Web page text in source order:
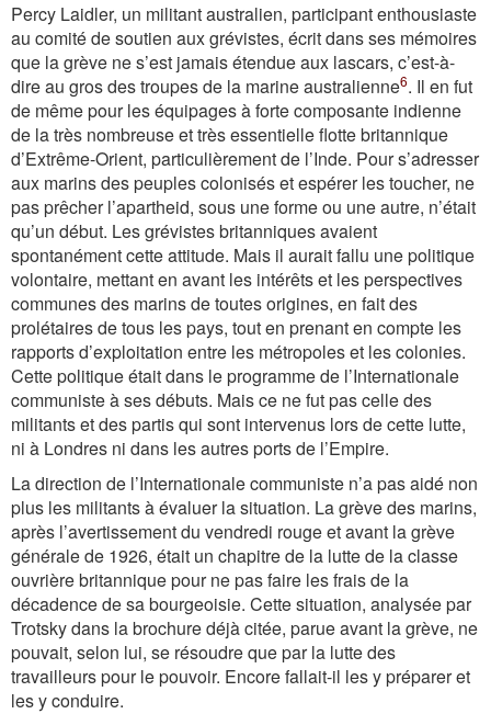
Percy Laidler, un militant australien, participant enthousiaste
au comité de soutien aux grévistes, écrit dans ses mémoires
que la grève ne s’est jamais étendue aux lascars, c’est-à-
dire au gros des troupes de la marine australienne6. Il en fut
de même pour les équipages à forte composante indienne
de la très nombreuse et très essentielle flotte britannique
d’Extrême-Orient, particulièrement de l’Inde. Pour s’adresser
aux marins des peuples colonisés et espérer les toucher, ne
pas prêcher l’apartheid, sous une forme ou une autre, n’était
qu’un début. Les grévistes britanniques avaient
spontanément cette attitude. Mais il aurait fallu une politique
volontaire, mettant en avant les intérêts et les perspectives
communes des marins de toutes origines, en fait des
prolétaires de tous les pays, tout en prenant en compte les
rapports d’exploitation entre les métropoles et les colonies.
Cette politique était dans le programme de l’Internationale
communiste à ses débuts. Mais ce ne fut pas celle des
militants et des partis qui sont intervenus lors de cette lutte,
ni à Londres ni dans les autres ports de l’Empire.
La direction de l’Internationale communiste n’a pas aidé non
plus les militants à évaluer la situation. La grève des marins,
après l’avertissement du vendredi rouge et avant la grève
générale de 1926, était un chapitre de la lutte de la classe
ouvrière britannique pour ne pas faire les frais de la
décadence de sa bourgeoisie. Cette situation, analysée par
Trotsky dans la brochure déjà citée, parue avant la grève, ne
pouvait, selon lui, se résoudre que par la lutte des
travailleurs pour le pouvoir. Encore fallait-il les y préparer et
les y conduire.